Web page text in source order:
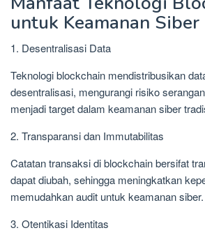
untuk Keamanan Siber
1. Desentralisasi Data
Teknologi blockchain mendistribusikan
desentralisasi, mengurangi risiko
menjadi target dalam keamanan siber
2. Transparansi dan Immutabilitas
Catatan transaksi di blockchain bersifat
dapat diubah, sehingga meningkatkan
memudahkan audit untuk keamanan siber.
3. Otentikasi Identitas